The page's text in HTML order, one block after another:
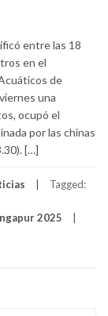
entre las 18
en el
de
una
ocupó el
por las chinas
[…]
Tagged:
2025